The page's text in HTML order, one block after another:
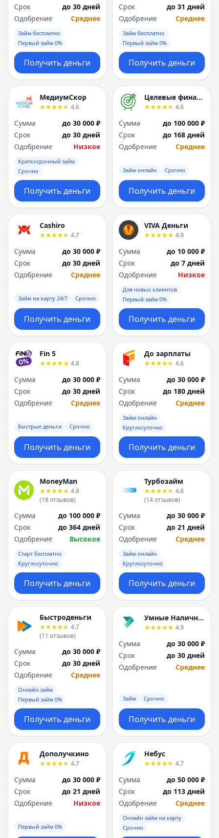
Срок
до 30 дней
Одобрение
Среднее
Займ бесплатно
Первый займ 0%
Получить деньги
Срок
до 31 дней
Одобрение
Среднее
Займ бесплатно
Первый займ 0%
Получить деньги
МедиумСкор
4.6
Сумма
до 30 000 ₽
Срок
до 30 дней
Одобрение
Низкое
Краткосрочный займ
Срочно
Получить деньги
Целевые финансы
4.6
Сумма
до 100 000 ₽
Срок
до 168 дней
Одобрение
Среднее
Займ онлайн Срочно
Получить деньги
Cashiro
4.7
Сумма
до 30 000 ₽
Срок
до 30 дней
Одобрение
Среднее
Займ на карту 24/7 Срочно
Получить деньги
VIVA Деньги
4.9
Сумма
до 10 000 ₽
Срок
до 7 дней
Одобрение
Низкое
Для новых клиентов
Первый займ 0%
Получить деньги
Fin 5
4.8
Сумма
до 30 000 ₽
Срок
до 30 дней
Одобрение
Среднее
Быстрые деньги Срочно
Получить деньги
До зарплаты
4.6
Сумма
до 30 000 ₽
Срок
до 180 дней
Одобрение
Среднее
Займ онлайн
Круглосуточно
Получить деньги
MoneyMan
4.8
(18отзывов)
Сумма
до 100 000 ₽
Срок
до 364 дней
Одобрение
Высокое
Старт бесплатно
Круглосуточно
Получить деньги
Турбозайм
4.6
(14отзывов)
Сумма
до 30 000 ₽
Срок
до 21 дней
Одобрение
Среднее
Займ онлайн
Круглосуточно
Получить деньги
Быстроденьги
4.7
(11 отзывов)
Сумма
до 30 000 ₽
Срок
до 30 дней
Одобрение
Среднее
Онлайн займ
Первый займ 0%
Получить деньги
Умные Наличные
4.9
Сумма
до 30 000 ₽
Срок
до 30 дней
Одобрение
Среднее
Займ Срочно
Получить деньги
Дополучкино
4.7
Сумма
до 30 000 ₽
Срок
до 21 дней
Одобрение
Низкое
Первый займ 0%
Небус
4.7
Сумма
до 50 000 ₽
Срок
до 113 дней
Одобрение
Среднее
Онлайн займ на карту
Срочно